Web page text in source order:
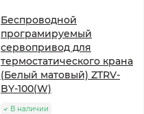
Беспроводной
програмируемый
сервопривод для
термостатического крана
(Белый матовый) ZTRV-
BY-100(W)
В наличии